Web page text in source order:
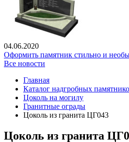
04.06.2020
Оформить памятник стильно и
Все новости
Главная
Каталог надгробных
Цоколь на могилу
Гранитные ограды
Цоколь из гранита ЦГ043
Цоколь из гранита